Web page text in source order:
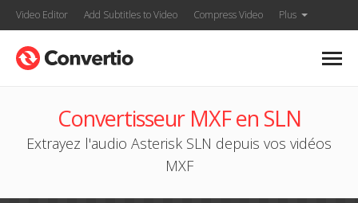
Video Editor Add Subtitles to Video Compress Video Plus
Convertisseur MXF en SLN
Extrayez l'audio Asterisk SLN depuis vos vidéos
MXF